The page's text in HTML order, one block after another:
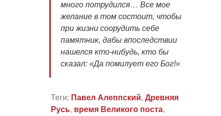
много потрудился… Все мое
желание в том состоит, чтобы
при жизни соорудить себе
памятник, дабы впоследствии
нашелся кто-нибудь, кто бы
сказал: «Да помилует его Бог!»
Теги: Павел Алеппский, Древняя
Русь, время Великого поста,